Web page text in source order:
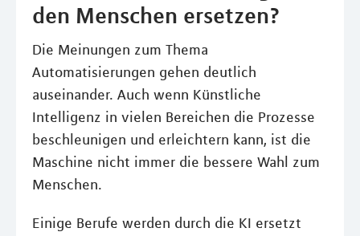
den Menschen ersetzen?
Die Meinungen zum Thema
Automatisierungen gehen deutlich
auseinander. Auch wenn Künstliche
Intelligenz in vielen Bereichen die Prozesse
beschleunigen und erleichtern kann, ist die
Maschine nicht immer die bessere Wahl zum
Menschen.
Einige Berufe werden durch die KI ersetzt